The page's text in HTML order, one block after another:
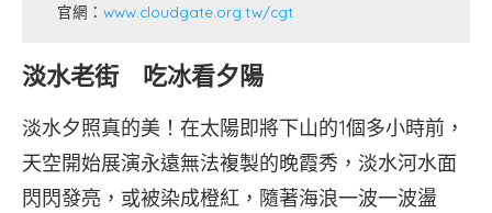
官網：www.cloudgate.org.tw/cgt
淡水老街 吃冰看夕陽
淡水夕照真的美！在太陽即將下山的1個多小時前，
天空開始展演永遠無法複製的晚霞秀，淡水河水面
閃閃發亮，或被染成橙紅，隨著海浪一波一波盪